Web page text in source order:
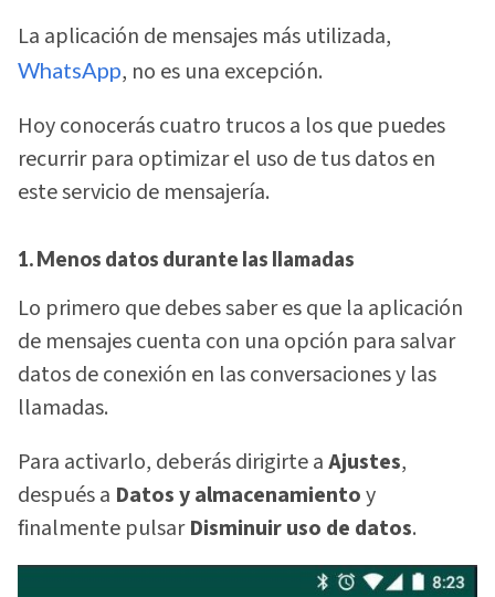
La aplicación de mensajes más utilizada,
WhatsApp, no es una excepción.
Hoy conocerás cuatro trucos a los que puedes
recurrir para optimizar el uso de tus datos en
este servicio de mensajería.
1. Menos datos durante las llamadas
Lo primero que debes saber es que la aplicación
de mensajes cuenta con una opción para salvar
datos de conexión en las conversaciones y las
llamadas.
Para activarlo, deberás dirigirte aAjustes,
después a Datos y almacenamientoy
finalmente pulsarDisminuir uso de datos.